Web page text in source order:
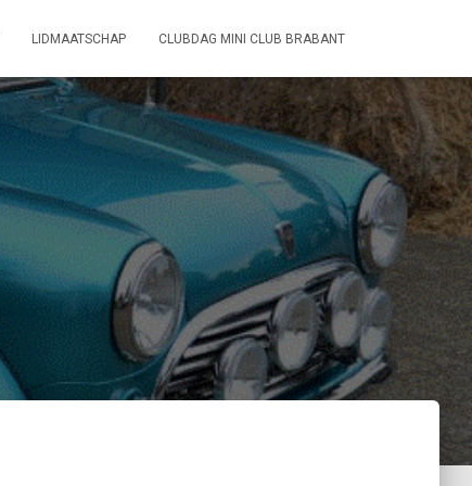
LIDMAATSCHAP CLUBDAG MINI CLUB BRABANT